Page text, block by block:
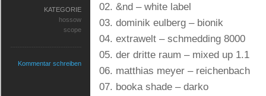
02. &nd – white label
03. dominik eulberg – bionik
04. extrawelt – schmedding 8000
05. der dritte raum – mixed up 1.1
06. matthias meyer – reichenbach
07. booka shade – darko
KATEGORIE
hossow
scope
Kommentar schreiben